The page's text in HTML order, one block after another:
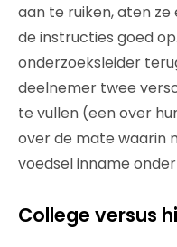
aan te ruiken, aten
de instructies goed
onderzoeksleider
deelnemer twee
te vullen (een over
over de mate waarin
voedsel inname
College versus